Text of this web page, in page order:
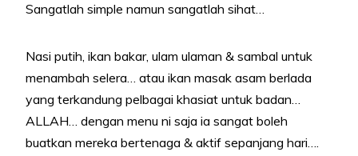
Sangatlah simple namun sangatlah sihat…
Nasi putih, ikan bakar, ulam ulaman & sambal untuk
menambah selera… atau ikan masak asam berlada
yang terkandung pelbagai khasiat untuk badan…
ALLAH… dengan menu ni saja ia sangat boleh
buatkan mereka bertenaga & aktif sepanjang hari….